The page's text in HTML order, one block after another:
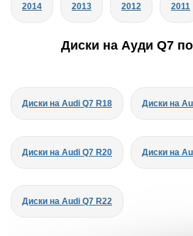
2014 2013 2012 2011
Диски на Ауди Q7
Диски на Audi Q7 R18 Диски на
Диски на Audi Q7 R20 Диски на
Диски на Audi Q7 R22